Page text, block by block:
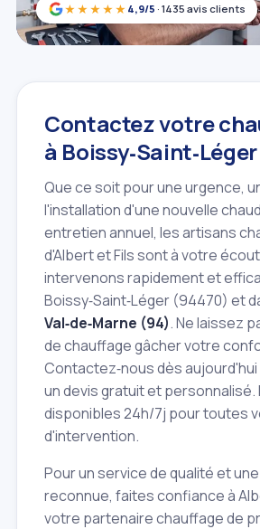
★★★★★ 4,9/5 · 1435 avis clients
Contactez votre
à
Que ce soit pour une urgence,
l'installation d'une nouvelle
entretien annuel, les artisans
d'Albert et Fils sont à votre
intervenons rapidement et
Boissy‑Saint‑Léger (94470) et
Val‑de‑Marne (94). Ne laissez
de chauffage gâcher votre
Contactez‑nous dès
un devis gratuit et personnalisé.
disponibles 24h/7j pour toutes
d'intervention.
Pour un service de qualité et
reconnue, faites confiance à
votre partenaire chauffage de